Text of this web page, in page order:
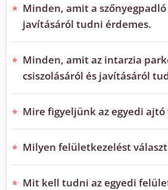
Minden, amit a
javításáról tudni érdemes.
Minden, amit az intarzia
csiszolásáról és javításáról
Mire figyeljünk az egyedi ajtó
Milyen felületkezelést
Mit kell tudni az egyedi